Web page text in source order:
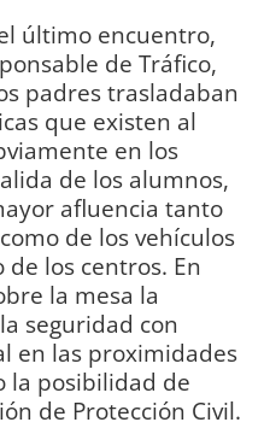
último encuentro,
de Tráfico,
padres trasladaban
que existen al
en los
de los alumnos,
afluencia tanto
de los vehículos
los centros. En
la mesa la
seguridad con
en las proximidades
la posibilidad de
de Protección Civil.